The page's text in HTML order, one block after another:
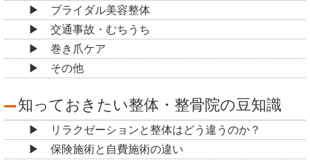
ブライダル美容整体
交通事故・むちうち
巻き爪ケア
その他
知っておきたい整体・整骨院の豆知識
リラクゼーションと整体はどう違うのか？
保険施術と自費施術の違い